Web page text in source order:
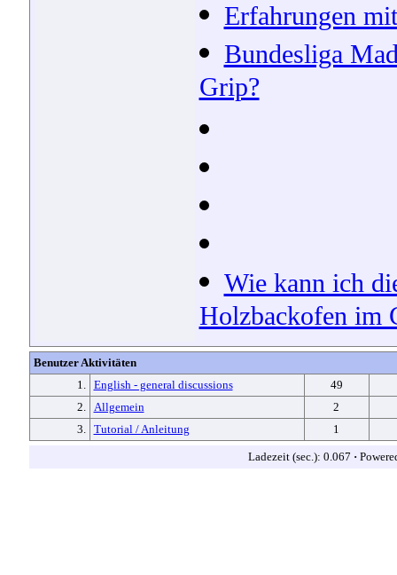
Erfahrungen
Bundesliga
Grip?
Wie kann ich
Holzbackofen im
Benutzer Aktivitäten
1.
English - general discussions
49
2.
Allgemein
2
3.
Tutorial / Anleitung 1
Ladezeit (sec.): 0.067 ·